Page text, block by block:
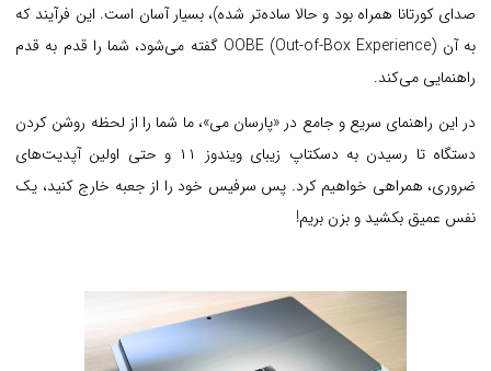
صدای کورتانا همراه بود و حالا ساده‌تر شده)، بسیار آسان است. این فرآیند که
به آن OOBE (Out-of-Box Experience) گفته می‌شود، شما را قدم به قدم
راهنمایی می‌کند.
در این راهنمای سریع و جامع در «پارسان می»، ما شما را از لحظه روشن کردن
دستگاه تا رسیدن به دسکتاپ زیبای ویندوز ۱۱ و حتی اولین آپدیت‌های
ضروری، همراهی خواهیم کرد. پس سرفیس خود را از جعبه خارج کنید، یک
نفس عمیق بکشید و بزن بریم!